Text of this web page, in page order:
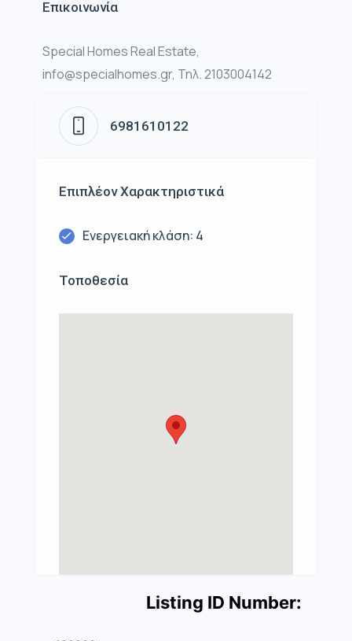
Επικοινωνία
Special Homes Real Estate,
info@specialhomes.gr, Τηλ. 2103004142
6981610122
Επιπλέον Χαρακτηριστικά
Ενεργειακή κλάση: 4
Τοποθεσία
Listing ID Number: